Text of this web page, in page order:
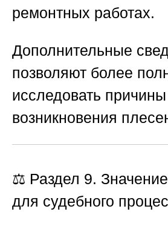
ремонтных работах.
Дополнительные
позволяют более
исследовать причины
возникновения
⚖️ Раздел 9.
для судебного